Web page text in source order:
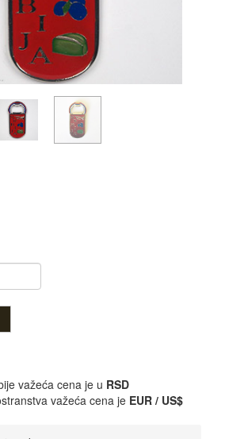
važeća cena je u RSD
važeća cena je EUR / US$